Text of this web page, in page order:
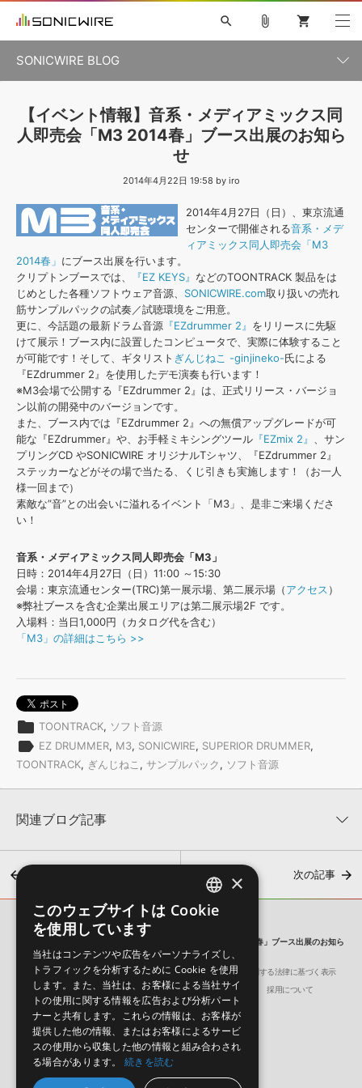
ソフト音源 »
サンプルパック »
ソフトウェア／ツール »
DAW »
効果音 »
BGM »
特集 »
ニュースレター »
SONICWIREブログ »
製品サポート情報 »
DTMガイド »
FAQ »
お問い合わせ »
音楽カード製作サービス
楽曲配信流通サービス
無償のサウンド 管理ソフト
次世代型ボーカル・エディタ
APS
search
初音ミク V4X 鏡音リン・レン V4X
巡音ルカ V4X
ボーカル抜き出し
MEIKO V3 KAITO V3
MASSIVE
VIENNA
DUBSTEP
ELECTRONICA EDM TRANCE ROUTER.FM
ソフト音源 プラグイン・エフェクト サンプルパック
ソフトウェア／ツール DAW BGM
attach_file shopping_cart
SONICWIRE BLOG
カテゴリ一覧
【イベント情報】音系・メディアミックス同
人即売会「M3 2014春」ブース出展のお知ら
せ
2014年4月22日 19:58 by iro
2014年4月27日（日）、東京流通
センターで開催される音系・メデ
ィアミックス同人即売会「M3
2014春」 にブース出展を行います。
クリプトンブースでは、
『EZ KEYS』 などのTOONTRACK 製品をは
じめとした各種ソフトウェア音源、 SONICWIRE.com取り扱いの売れ
筋サンプルパックの試奏／試聴環境をご用意。
更に、今話題の最新ドラム音源 『EZdrummer 2』 をリリースに先駆
けて展示！ブース内に設置したコンピュータで、実際に体験すること
が可能です！そして、ギタリスト ぎんじねこ -ginjineko-氏による
『EZdrummer 2』を使用したデモ演奏も行います！
※M3会場で公開する『EZdrummer 2』は、正式リリース・バージョ
ン以前の開発中のバージョンです。
また、ブース内では『EZdrummer 2』への無償アップグレードが可
能な『EZdrummer』や、お手軽ミキシングツール 『EZmix 2』
、サン
プリングCD やSONICWIRE オリジナルTシャツ、『EZdrummer 2』
ステッカーなどがその場で当たる、くじ引きも実施します！（お一人
様一回まで）
素敵な”音”との出会いに溢れるイベント「M3」、是非ご来場くださ
い！
音系・メディアミックス同人即売会「M3」
日時：2014年4月27日（日）11:00 ～15:30
会場：東京流通センター(TRC)第一展示場、第二展示場（アクセス ）
※弊社ブースを含む企業出展エリアは第二展示場2F です。
入場料：当日1,000円（カタログ代を含む）
「M3」の詳細はこちら >>
folder TOONTRACK, ソフト音源
label EZ DRUMMER, M3, SONICWIRE, SUPERIOR DRUMMER,
TOONTRACK, ぎんじねこ , サンプルパック, ソフト音源
関連ブログ記事
【急募】DTM俳句入門～この夏、DTMer達のXが俳句に染まる
2026年8月7日 15:00
次の記事
【イベント情報】音系・メディアミックス同人即売会「M3 2014春」ブース出展のお知ら
せ
会社概要
環境保護（CSR）への取り組み
特定商取引に関する法律に基づく表示
サイト動作環境
利用規約 個人情報の保護について 採用について
日本語
ENGLISH
×
このウェブサイトは Cookie
を使用しています
当社はコンテンツや広告をパーソナライズし、
トラフィックを分析するために Cookie を使用
します。また、当社は、お客様による当社サイ
トの使用に関する情報を広告および分析パート
ナーと共有します。これらの情報は、お客様が
提供した他の情報、またはお客様によるサービ
スの使用から収集した他の情報と組み合わされ
る場合があります。
続きを読む